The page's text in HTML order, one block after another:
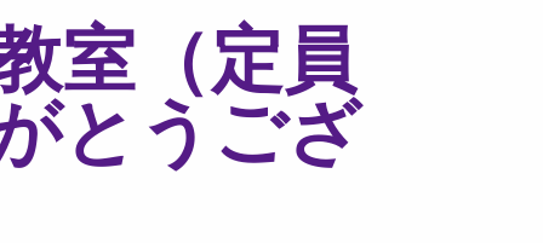
室（定員
とうござ